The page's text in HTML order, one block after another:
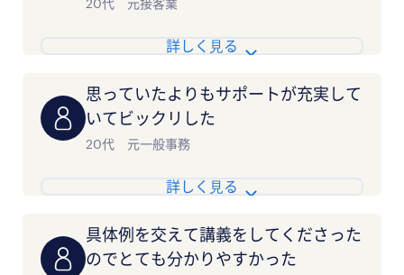
20代 元接客業
思っていたよりもサポートが充実して
いてビックリした
20代 元一般事務
具体例を交えて講義をしてくださった
のでとても分かりやすかった